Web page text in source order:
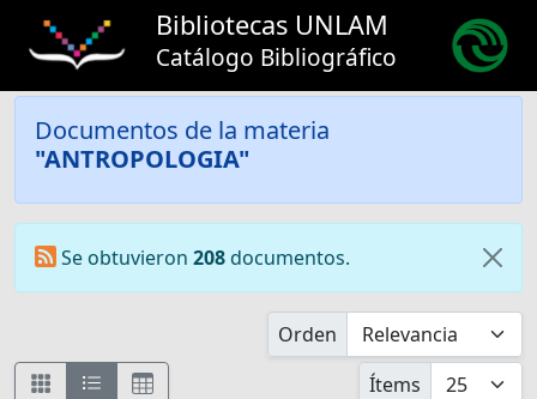
Bibliotecas UNLAM
Catálogo Bibliográfico
Documentos de la materia
"ANTROPOLOGIA"
Se obtuvieron 208documentos.
Orden
Ítems